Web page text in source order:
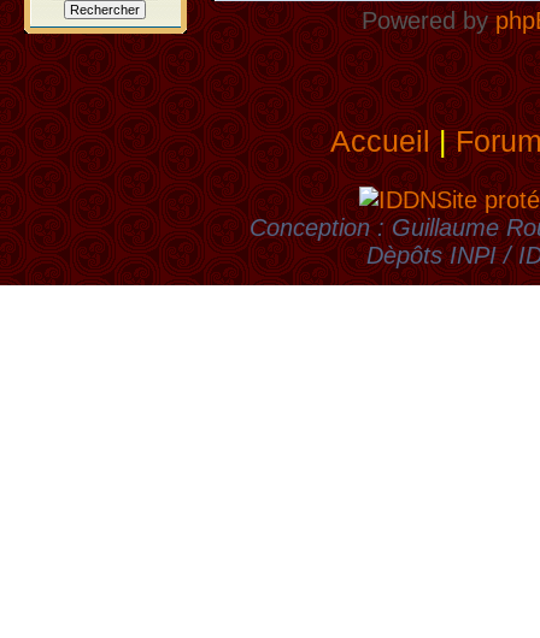
Powered by
Accueil|
Site
Conception : Guillaume
Dèpôts INPI /